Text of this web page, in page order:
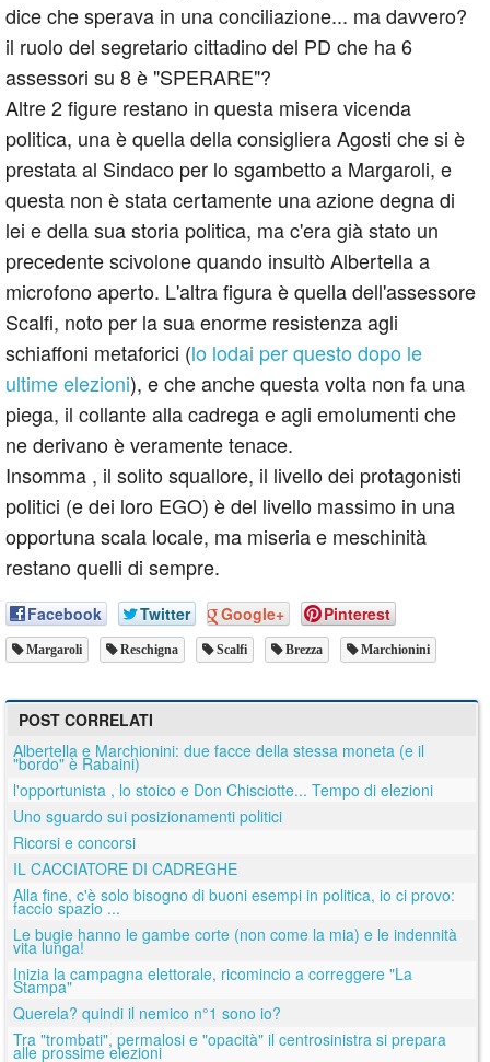
dice che sperava in una conciliazione... ma davvero?
il ruolo del segretario cittadino del PD che ha 6
assessori su 8 è "SPERARE"?
Altre 2 figure restano in questa misera vicenda
politica, una è quella della consigliera Agosti che si è
prestata al Sindaco per lo sgambetto a Margaroli, e
questa non è stata certamente una azione degna di
lei e della sua storia politica, ma c'era già stato un
precedente scivolone quando insultò Albertella a
microfono aperto. L'altra figura è quella dell'assessore
Scalfi, noto per la sua enorme resistenza agli
schiaffoni metaforici (lo lodai per questo dopo le
ultime elezioni), e che anche questa volta non fa una
piega, il collante alla cadrega e agli emolumenti che
ne derivano è veramente tenace.
Insomma , il solito squallore, il livello dei protagonisti
politici (e dei loro EGO) è del livello massimo in una
opportuna scala locale, ma miseria e meschinità
restano quelli di sempre.
Facebook Twitter Google+ Pinterest
Margaroli Reschigna Scalfi Brezza Marchionini
POST CORRELATI
Albertella e Marchionini: due facce della stessa moneta (e il
"bordo" è Rabaini)
l'opportunista , lo stoico e Don Chisciotte... Tempo di elezioni
Uno sguardo sui posizionamenti politici
Ricorsi e concorsi
IL CACCIATORE DI CADREGHE
Alla fine, c'è solo bisogno di buoni esempi in politica, io ci provo:
faccio spazio ...
Le bugie hanno le gambe corte (non come la mia) e le indennità
vita lunga!
Inizia la campagna elettorale, ricomincio a correggere "La
Stampa"
Querela? quindi il nemico n°1 sono io?
Tra "trombati", permalosi e "opacità" il centrosinistra si prepara
alle prossime elezioni